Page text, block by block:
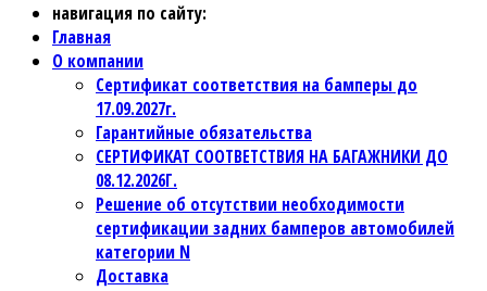
навигация по сайту:
Главная
О компании
Сертификат соответствия на бамперы до
17.09.2027г.
Гарантийные обязательства
СЕРТИФИКАТ СООТВЕТСТВИЯ НА БАГАЖНИКИ ДО
08.12.2026Г.
Решение об отсутствии необходимости
сертификации задних бамперов автомобилей
категории N
Доставка